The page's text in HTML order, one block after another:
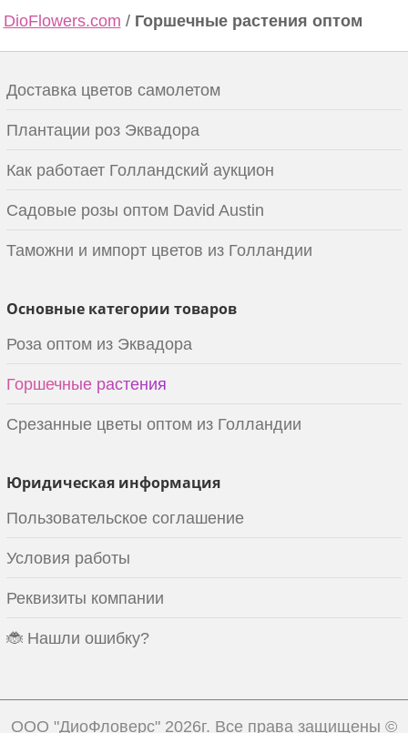
DioFlowers.com / Горшечные растения оптом
Доставка цветов самолетом
Плантации роз Эквадора
Как работает Голландский аукцион
Садовые розы оптом David Austin
Таможни и импорт цветов из Голландии
Основные категории товаров
Роза оптом из Эквадора
Горшечные растения
Срезанные цветы оптом из Голландии
Юридическая информация
Пользовательское соглашение
Условия работы
Реквизиты компании
🐞 Нашли ошибку?
ООО "ДиоФловерс" 2026г. Все права защищены ©